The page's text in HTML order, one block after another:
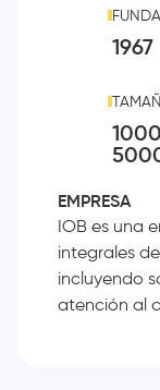
1967
EMPRESA
IOB es una
integrales
incluyendo
atención al